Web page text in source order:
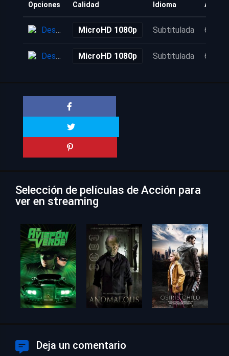
Opciones Calidad Idioma
Descarga MicroHD 1080p Subtitulada 6 años
Descarga MicroHD 1080p Subtitulada 6 años
Selección de películas de Acción para
ver en streaming
Deja un comentario